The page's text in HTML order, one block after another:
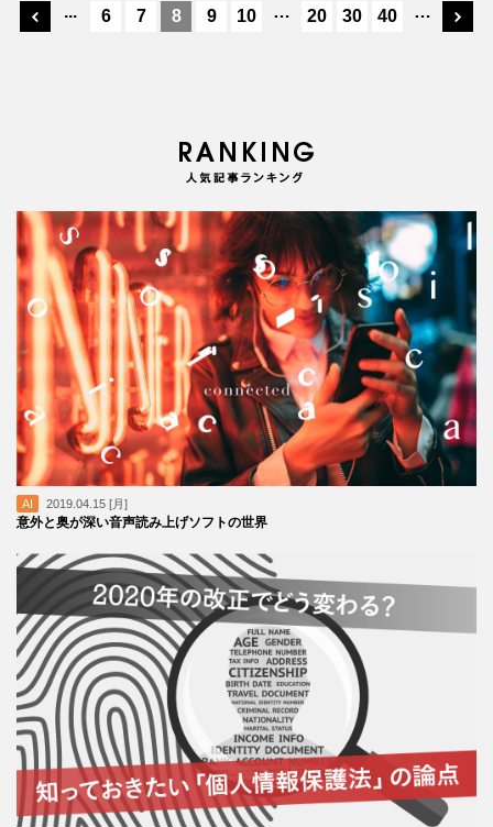
... 6 7 8 9 10 … 20 30 40 …
AI 2019.04.15 [月]
意外と奥が深い音声読み上げソフトの世界